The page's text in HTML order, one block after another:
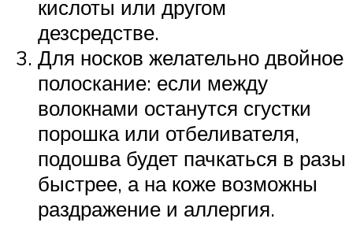
кислоты или другом
дезсредстве.
Для носков желательно двойное
полоскание: если между
волокнами останутся сгустки
порошка или отбеливателя,
подошва будет пачкаться в разы
быстрее, а на коже возможны
раздражение и аллергия.